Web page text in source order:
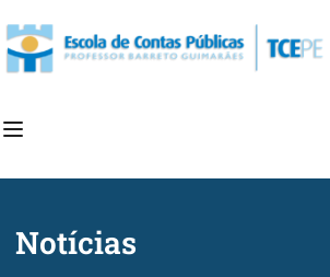
Notícias